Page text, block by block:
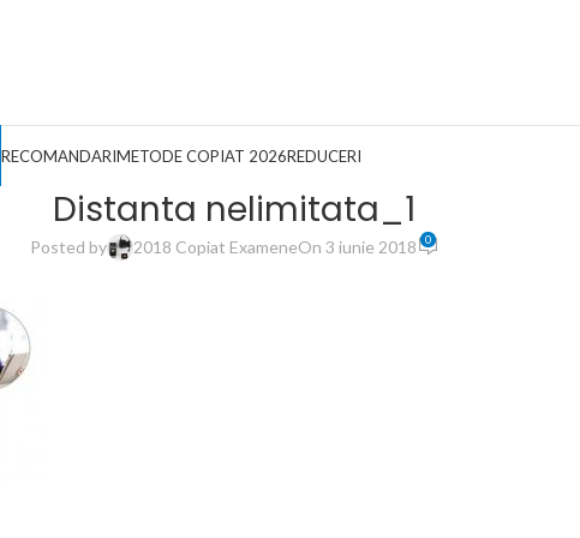
RECOMANDARIMETODE COPIAT 2026REDUCERI
Distanta nelimitata_1
Posted by 2018 Copiat ExameneOn 3 iunie 2018 0